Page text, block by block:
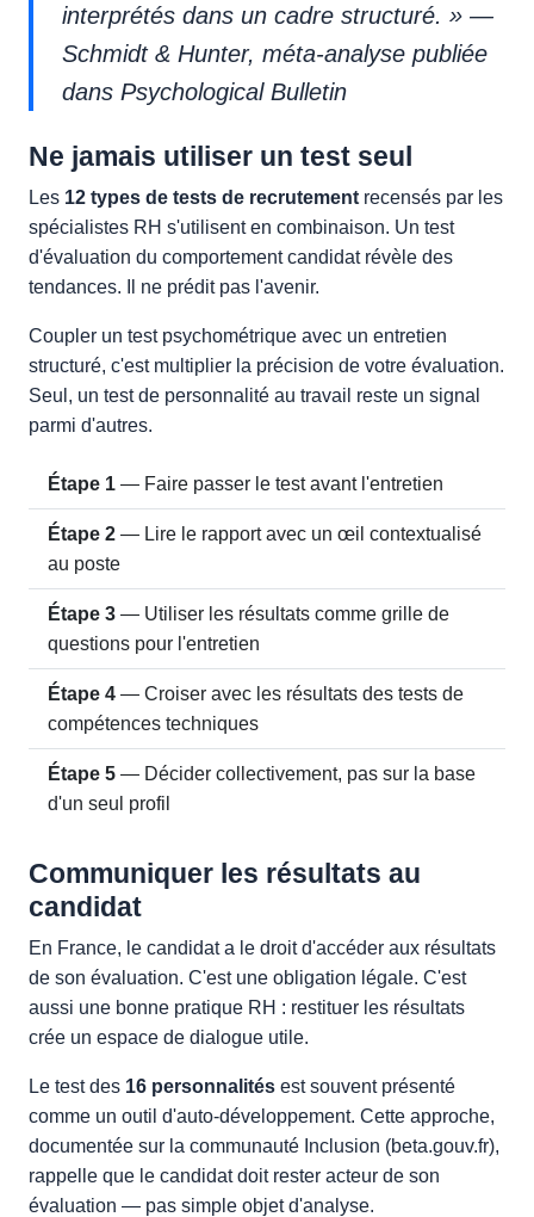
interprétés dans un cadre structuré. » —
Schmidt & Hunter, méta-analyse publiée
dans Psychological Bulletin
Ne jamais utiliser un test seul
Les 12 types de tests de recrutement recensés par les
spécialistes RH s'utilisent en combinaison. Un test
d'évaluation du comportement candidat révèle des
tendances. Il ne prédit pas l'avenir.
Coupler un test psychométrique avec un entretien
structuré, c'est multiplier la précision de votre évaluation.
Seul, un test de personnalité au travail reste un signal
parmi d'autres.
Étape 1 — Faire passer le test avant l'entretien
Étape 2 — Lire le rapport avec un œil contextualisé
au poste
Étape 3 — Utiliser les résultats comme grille de
questions pour l'entretien
Étape 4 — Croiser avec les résultats des tests de
compétences techniques
Étape 5 — Décider collectivement, pas sur la base
d'un seul profil
Communiquer les résultats au
candidat
En France, le candidat a le droit d'accéder aux résultats
de son évaluation. C'est une obligation légale. C'est
aussi une bonne pratique RH : restituer les résultats
crée un espace de dialogue utile.
Le test des 16 personnalités est souvent présenté
comme un outil d'auto-développement. Cette approche,
documentée sur la communauté Inclusion (beta.gouv.fr),
rappelle que le candidat doit rester acteur de son
évaluation — pas simple objet d'analyse.